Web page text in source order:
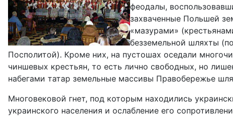
феодалы,
захваченные Польшей
«мазурами»
безземельной шляхты
Посполитой). Кроме них, на пустошах оседали
чиншевых крестьян, то есть лично свободных, но
набегами татар земельные массивы Правобережье
Многовековой гнет, под которым находились
украинского населения и ослабление его